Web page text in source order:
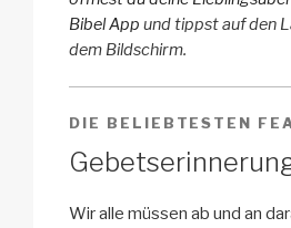
Bibel App und tippst auf den
dem Bildschirm.
DIE BELIEBTESTEN
Wir alle müssen ab und an